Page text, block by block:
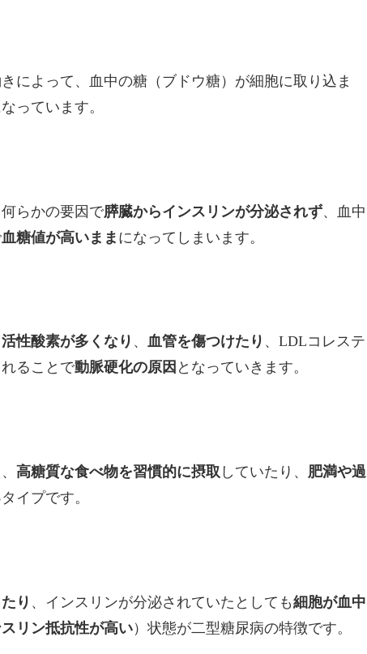
によって、血中の糖（ブドウ糖）が細胞に取り込ま
っています。
らかの要因で膵臓からインスリンが分泌されず、血中
血糖値が高いまま になってしまいます。
活性酸素が多くなり 、 血管を傷つけたり 、LDLコレステ
ることで動脈硬化の原因 となっていきます。
高糖質な食べ物を習慣的に摂取 していたり、 肥満や過
タイプです。
り 、インスリンが分泌されていたとしても細胞が血中
リン抵抗性が高い）状態が二型糖尿病の特徴です。